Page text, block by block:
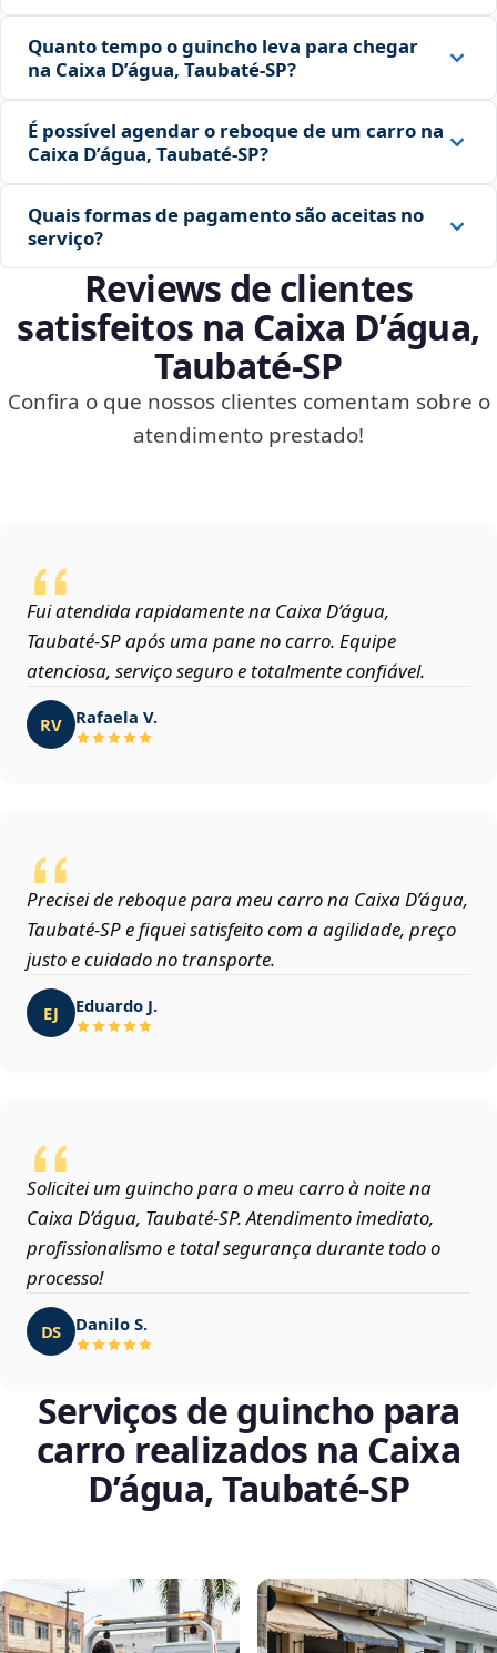
Quanto tempo o guincho leva para chegar
na Caixa D’água, Taubaté‑SP?
É possível agendar o reboque de um carro na
Caixa D’água, Taubaté‑SP?
Quais formas de pagamento são aceitas no
serviço?
Reviews de clientes
satisfeitos na Caixa D’água,
Taubaté‑SP
Confira o que nossos clientes comentam sobre o
atendimento prestado!
Fui atendida rapidamente na Caixa D’água,
Taubaté‑SP após uma pane no carro. Equipe
atenciosa, serviço seguro e totalmente confiável.
RV Rafaela V.
Precisei de reboque para meu carro na Caixa D’água,
Taubaté‑SP e fiquei satisfeito com a agilidade, preço
justo e cuidado no transporte.
EJ Eduardo J.
Solicitei um guincho para o meu carro à noite na
Caixa D’água, Taubaté‑SP. Atendimento imediato,
profissionalismo e total segurança durante todo o
processo!
DS Danilo S.
Serviços de guincho para
carro realizados na Caixa
D’água, Taubaté‑SP